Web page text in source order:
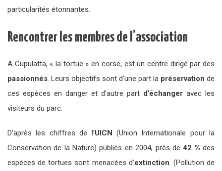
particularités étonnantes.
Rencontrer les membres de l’association
A Cupulatta, « la tortue » en corse, est un centre dirigé par des
passionnés. Leurs objectifs sont d’une part la préservation de
ces espèces en danger et d’autre part d’échanger avec les
visiteurs du parc.
D’après les chiffres de l’UICN (Union Internationale pour la
Conservation de la Nature) publiés en 2004, près de42 % des
espèces de tortues sont menacées d’extinction. (Pollution de